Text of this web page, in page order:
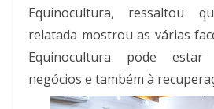
Equinocultura, ressaltou
relatada mostrou as várias
Equinocultura pode estar
negócios e também à